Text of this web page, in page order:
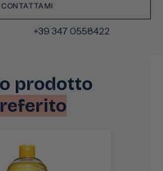
CONTATTAMI
+39 347 0558422
prodotto